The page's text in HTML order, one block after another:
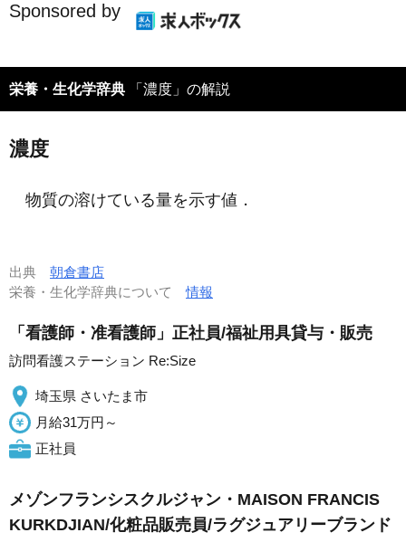
Sponsored by
栄養・生化学辞典 「濃度」の解説
濃度
物質の溶けている量を示す値．
出典 朝倉書店
栄養・生化学辞典について情報
「看護師・准看護師」正社員/福祉用具貸与・販売
訪問看護ステーション Re:Size
埼玉県 さいたま市
月給31万円～
正社員
メゾンフランシスクルジャン・MAISON FRANCIS
KURKDJIAN/化粧品販売員/ラグジュアリーブランド